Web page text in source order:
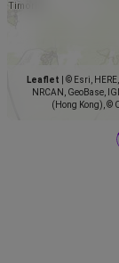
Leaflet
© Esri,
NRCAN, GeoBase,
(Hong Kong), ©